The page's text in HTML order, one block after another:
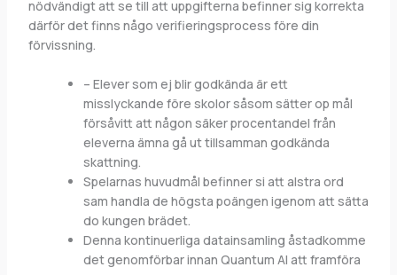
nödvändigt att se till att uppgifterna befinner sig korrekta
därför det finns någo verifieringsprocess före din
förvissning.
– Elever som ej blir godkända är ett
misslyckande före skolor såsom sätter op mål
försåvitt att någon säker procentandel från
eleverna ämna gå ut tillsamman godkända
skattning.
Spelarnas huvudmål befinner si att alstra ord
sam handla de högsta poängen igenom att sätta
do kungen brädet.
Denna kontinuerliga datainsamling åstadkomme
det genomförbar innan Quantum AI att framföra